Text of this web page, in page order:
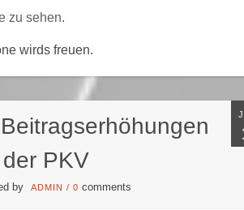
zu sehen.
wirds freuen.
PKV
by ADMIN / 0 comments